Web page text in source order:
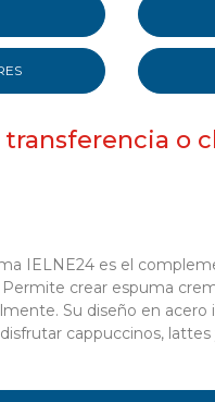
o
IELNE24 es el
crear espuma
Su diseño en acero
cappuccinos,